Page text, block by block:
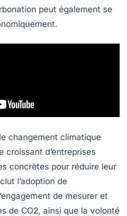
peut également se
changement climatique
croissant d’entreprises
concrètes pour réduire leur
l’adoption de
de mesurer et
de CO2, ainsi que la volonté